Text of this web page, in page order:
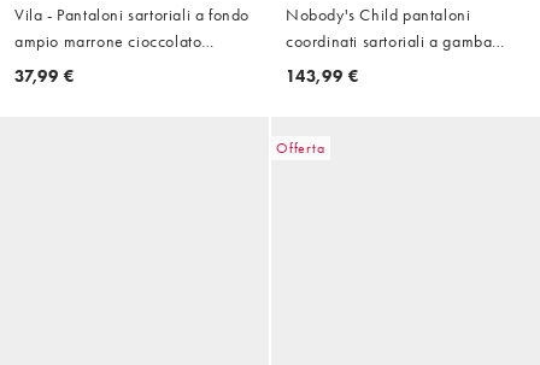
Vila - Pantaloni sartoriali a fondo
ampio marrone cioccolato
gessato in coordinato
37,99 €
Nobody's Child pantaloni
coordinati sartoriali a gamba
larga in prugna scuro
143,99 €
Offerta